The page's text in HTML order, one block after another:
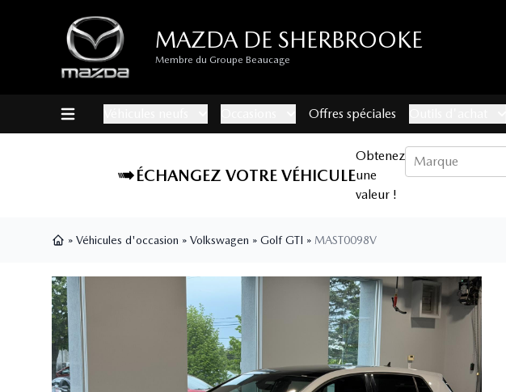
MAZDA DE SHERBROOKE
Membre du Groupe Beaucage
Offres spéciales
ÉCHANGEZ VOTRE VÉHICULE
Obtenez
une
valeur !
Marque
» Véhicules d'occasion » Volkswagen » Golf GTI » MAST0098V